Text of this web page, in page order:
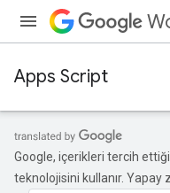
Apps Script
Google, içerikleri tercih
teknolojisini kullanır. Yapay